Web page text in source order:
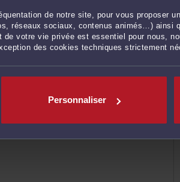
de notre site, pour vous proposer
réseaux sociaux, contenus animés…) ainsi
votre vie privée est essentiel pour nous,
des cookies techniques strictement
Personnaliser